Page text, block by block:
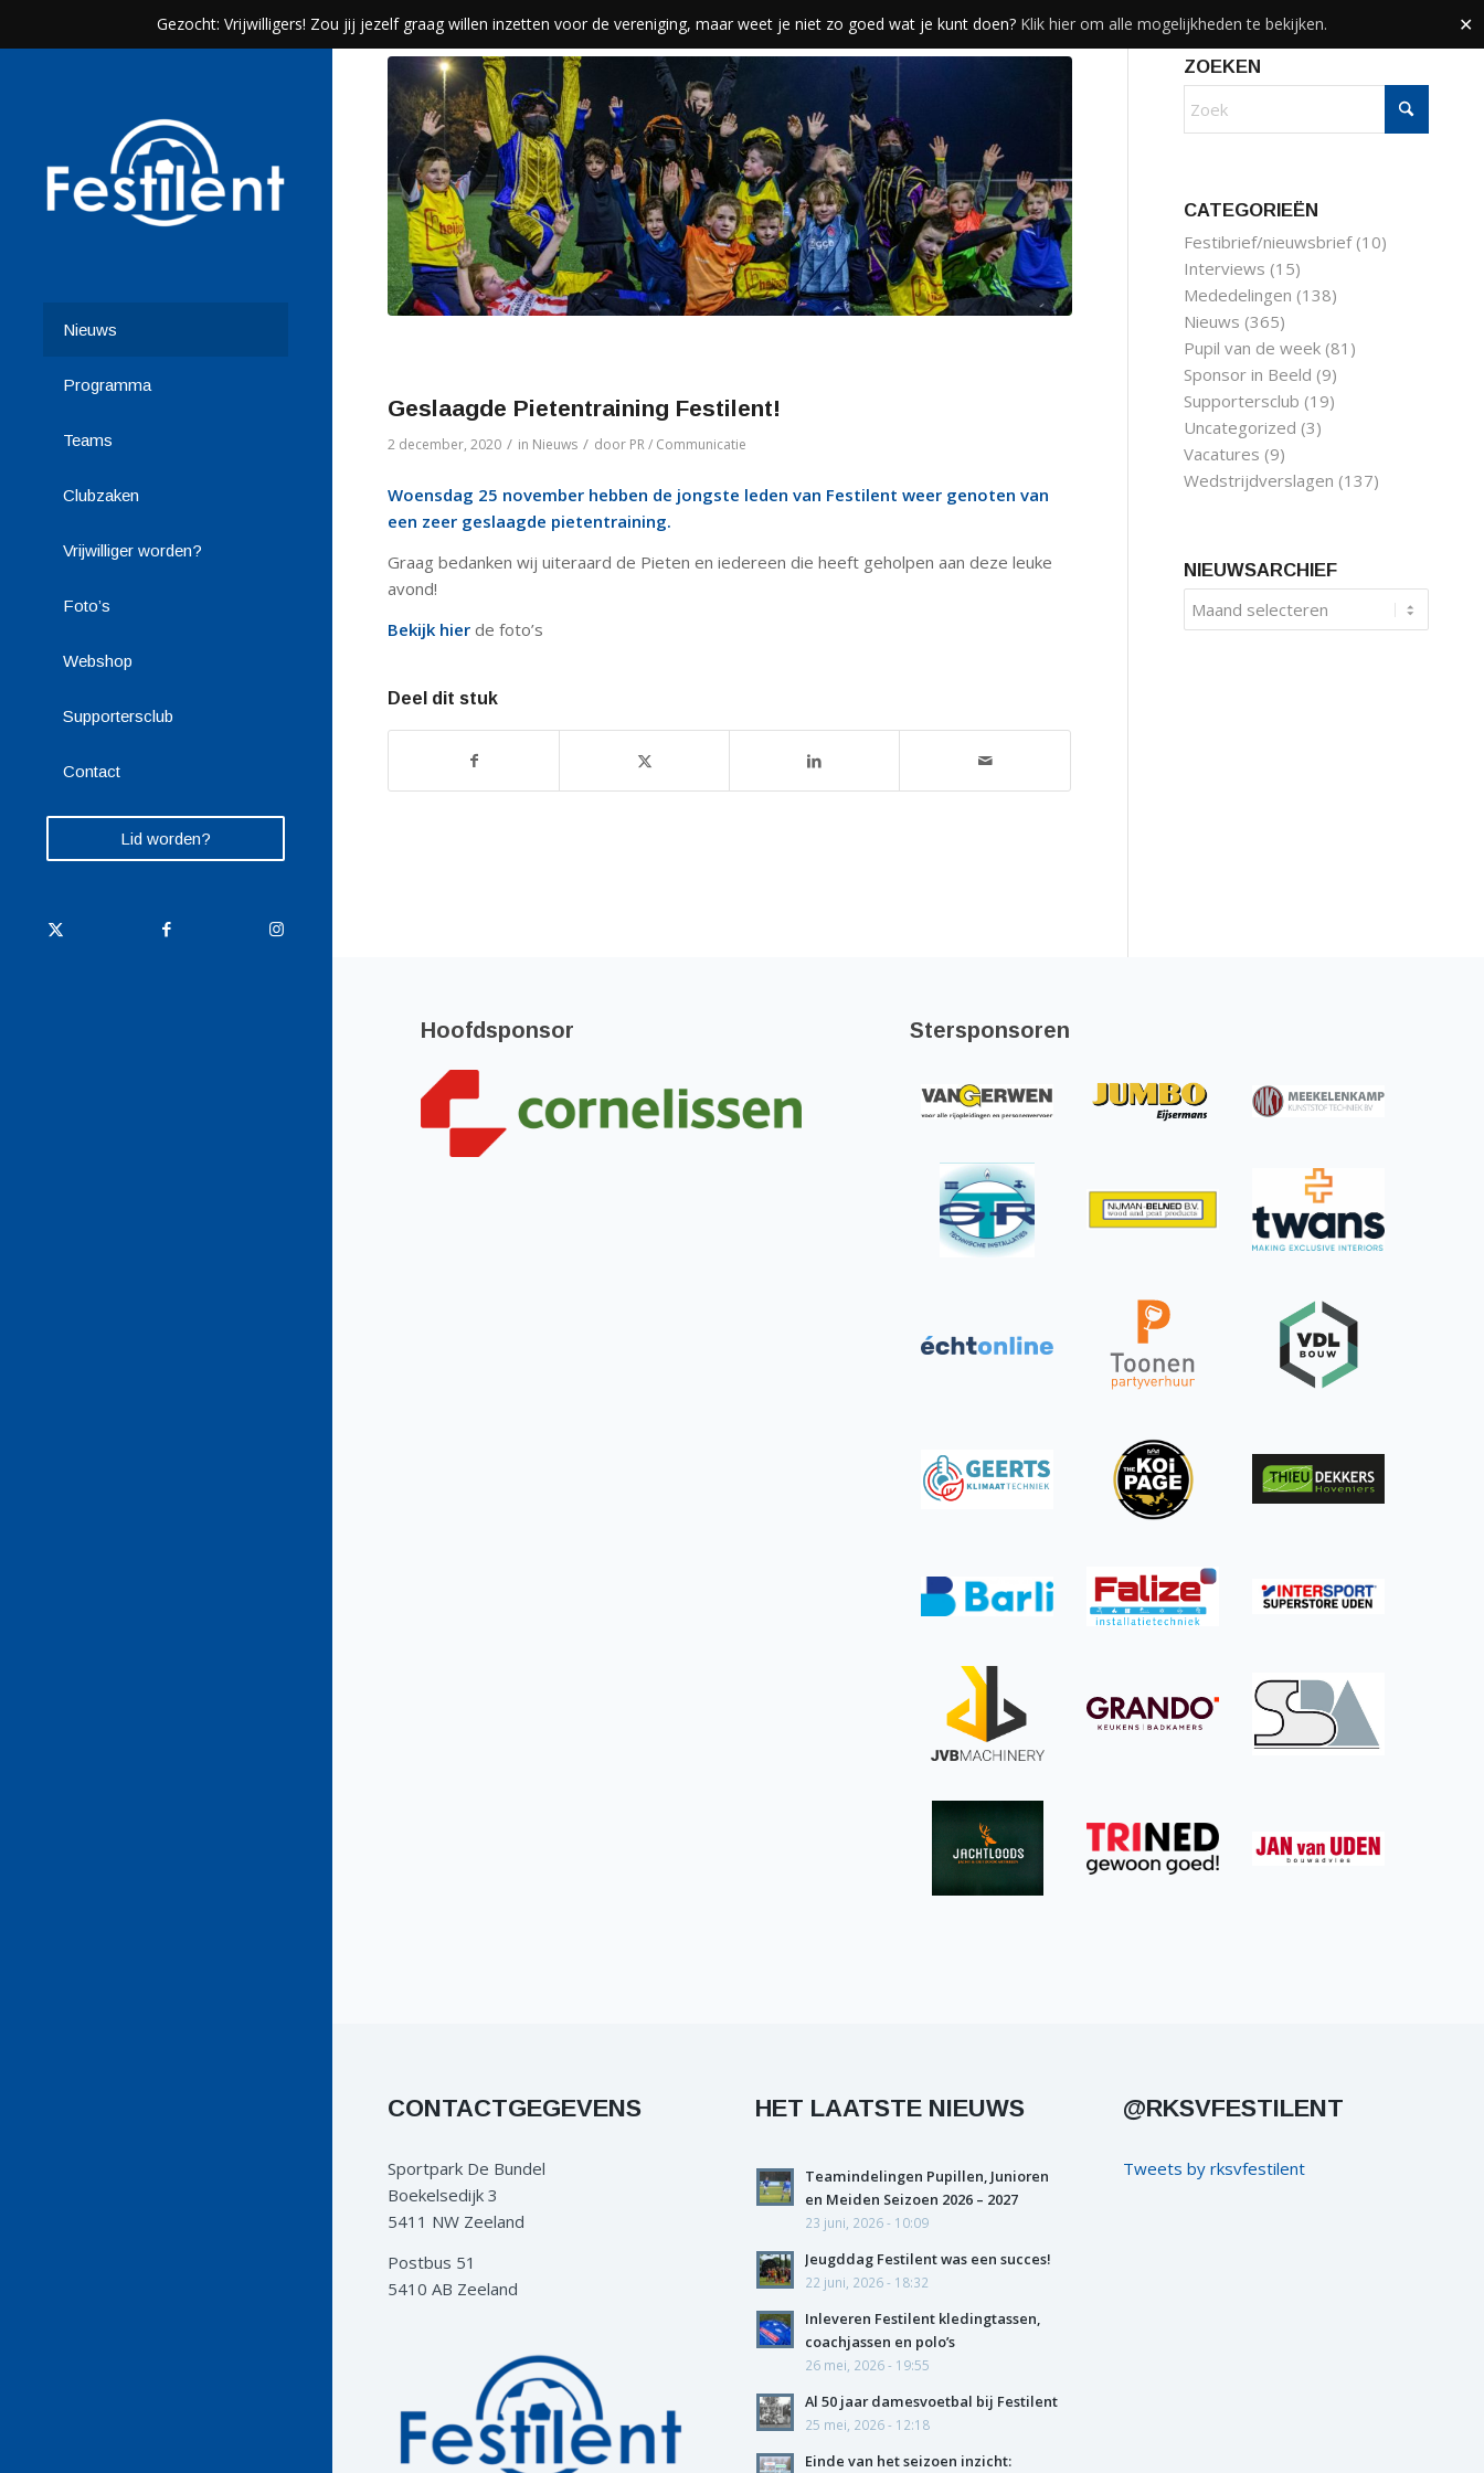
Gezocht: Vrijwilligers! Zou jij jezelf graag willen inzetten voor de vereniging, maar weet je niet zo goed wat je kunt doen? Klik hier om alle mogelijkheden te bekijken. ✕
Nieuws
Programma
Teams
Clubzaken
Vrijwilliger worden?
Foto’s
Webshop
Supportersclub
Contact
Lid worden?
Geslaagde Pietentraining Festilent!
2 december, 2020 / in Nieuws / door PR / Communicatie
Woensdag 25 november hebben de jongste leden van Festilent weer genoten van
een zeer geslaagde pietentraining.
Graag bedanken wij uiteraard de Pieten en iedereen die heeft geholpen aan deze leuke
avond!
Bekijk hier de foto’s
Deel dit stuk
ZOEKEN
CATEGORIEËN
Festibrief/nieuwsbrief(10)
Interviews (15)
Mededelingen (138)
Nieuws (365)
Pupil van de week(81)
Sponsor in Beeld (9)
Supportersclub (19)
Uncategorized (3)
Vacatures (9)
Wedstrijdverslagen (137)
NIEUWSARCHIEF
Hoofdsponsor Stersponsoren
CONTACTGEGEVENS
Sportpark De Bundel
Boekelsedijk 3
5411 NW Zeeland
Postbus 51
5410 AB Zeeland
HET LAATSTE NIEUWS
Teamindelingen Pupillen, Junioren
en Meiden Seizoen 2026 – 2027
23 juni, 2026 - 10:09
Jeugddag Festilent was een succes!
22 juni, 2026 - 18:32
Inleveren Festilent kledingtassen,
coachjassen en polo’s
26 mei, 2026 - 19:55
Al 50 jaar damesvoetbal bij Festilent
25 mei, 2026 - 12:18
Einde van het seizoen inzicht:
@RKSVFESTILENT
Tweets by rksvfestilent